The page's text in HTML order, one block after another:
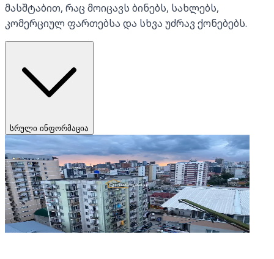
მასშტაბით, რაც მოიცავს ბინებს, სახლებს,
კომერციულ ფართებსა და სხვა უძრავ ქონებებს.
სრული ინფორმაცია